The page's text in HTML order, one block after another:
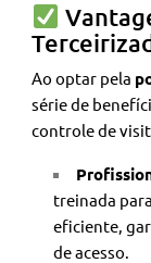
Ao optar pela
série de
controle de
treinada
eficiente,
de acesso.